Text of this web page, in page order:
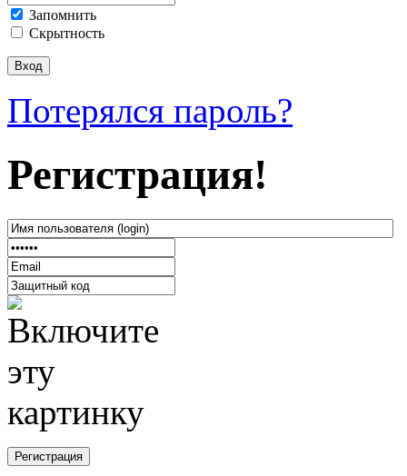
Запомнить
Скрытность
Потерялся пароль?
Регистрация!